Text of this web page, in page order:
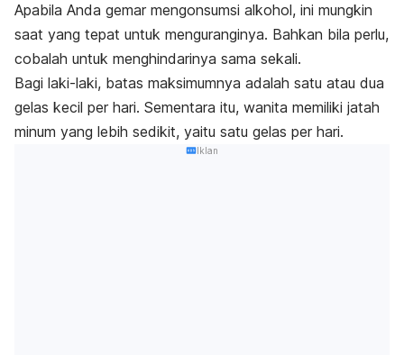
Apabila Anda gemar mengonsumsi alkohol, ini mungkin
saat yang tepat untuk menguranginya. Bahkan bila perlu,
cobalah untuk menghindarinya sama sekali.
Bagi laki-laki, batas maksimumnya adalah satu atau dua
gelas kecil per hari. Sementara itu, wanita memiliki jatah
minum yang lebih sedikit, yaitu satu gelas per hari.
Iklan